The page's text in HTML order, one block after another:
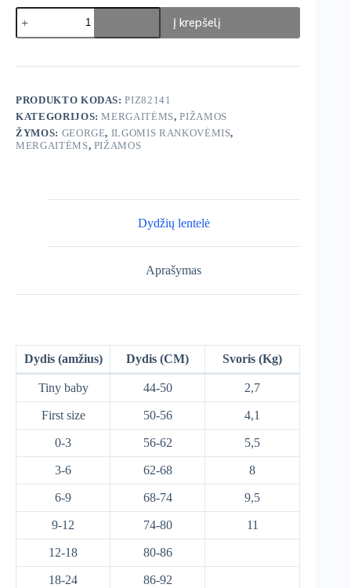
produkto
kiekis:
George
pižamos
Į krepšelį
PRODUKTO KODAS:PIZ82141
KATEGORIJOS:MERGAITĖMS,PIŽAMOS
ŽYMOS: GEORGE, ILGOMIS RANKOVĖMIS,
MERGAITĖMS, PIŽAMOS
Dydžių lentelė
Aprašymas
Dydis (amžius) Dydis (CM) Svoris (Kg)
Tiny baby 44-50 2,7
First size 50-56 4,1
0-3 56-62 5,5
3-6 62-68 8
6-9 68-74 9,5
9-12 74-80 11
12-18 80-86
18-24 86-92